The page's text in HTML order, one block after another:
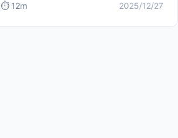
⏱️ 12m 2025/12/27